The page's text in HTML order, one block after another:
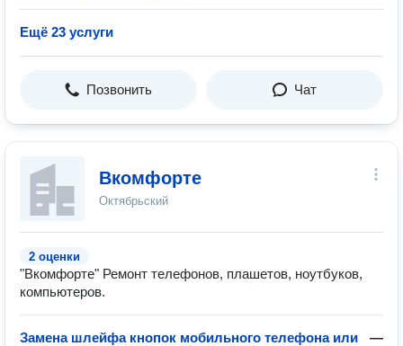
Ещё 23 услуги
Позвонить Чат
Вкомфорте
Октябрьский
2 оценки
"Вкомфорте" Ремонт телефонов, плашетов, ноутбуков,
компьютеров.
Замена шлейфа кнопок мобильного телефона или
—